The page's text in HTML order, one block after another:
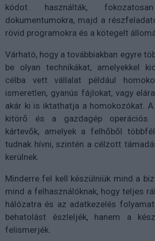
kódot használták,
dokumentumokra, majd a
rövid programokra és a kötegelt
Várható, hogy a továbbiakban egyre
be olyan technikákat, amelyekkel
célba vett vállalat például
ismeretlen, gyanús fájlokat, vagy
akár ki is iktathatja a homokozókat.
kitörő és a gazdagép operációs
kártevők, amelyek a felhőből
tudnak hívni, szintén a célzott
kerülnek.
Minderre fel kell készülniük mind a
mind a felhasználóknak, hogy teljes
hálózatra és az adatkezelés
behatolást észleljék, hanem a
felismerjék.